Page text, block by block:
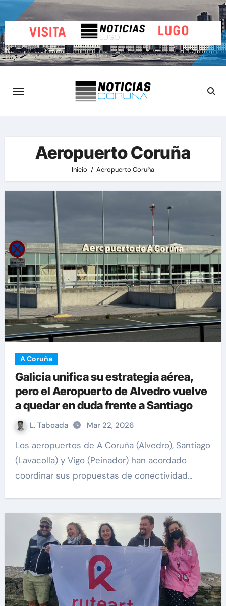
al
contenido
Aeropuerto Coruña
Inicio Aeropuerto Coruña
A Coruña
Galicia unifica su estrategia aérea,
pero el Aeropuerto de Alvedro vuelve
a quedar en duda frente a Santiago
L. Taboada Mar 22, 2026
Los aeropuertos de A Coruña (Alvedro), Santiago
(Lavacolla) y Vigo (Peinador) han acordado
coordinar sus propuestas de conectividad…